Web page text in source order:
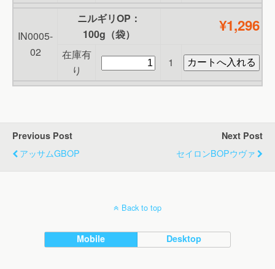
IN0005-
02
ニルギリOP：
100g（袋）
¥1,296
在庫有
り
1
Previous Post
アッサムGBOP
Next Post
セイロンBOPウヴァ
Back to top
Mobile Desktop